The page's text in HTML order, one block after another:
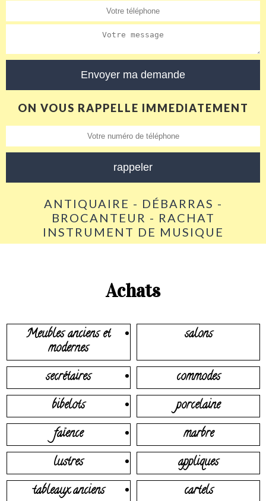
ON VOUS RAPPELLE IMMEDIATEMENT
ANTIQUAIRE - DÉBARRAS -
BROCANTEUR - RACHAT
INSTRUMENT DE MUSIQUE
Achats
Meubles anciens et
modernes
salons
secrétaires
commodes
bibelots
porcelaine
faïence
marbre
lustres
appliques
tableaux anciens
cartels